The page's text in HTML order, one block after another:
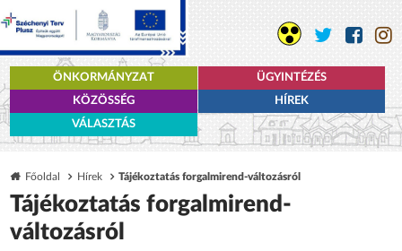
ÖNKORMÁNYZAT
ÜGYINTÉZÉS
KÖZÖSSÉG
HÍREK
VÁLASZTÁS
Főoldal Hírek Tájékoztatás forgalmirend-változásról
Tájékoztatás forgalmirend-
változásról